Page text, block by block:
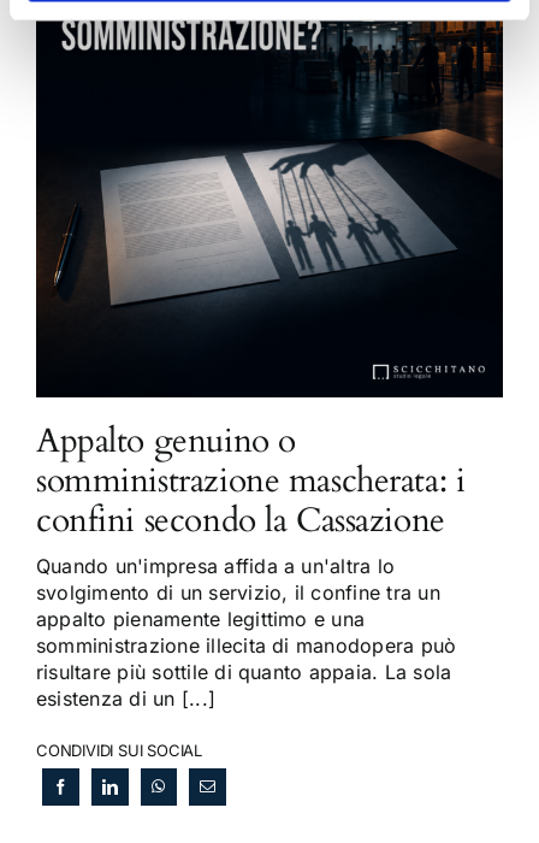
Appalto genuino o
somministrazione mascherata: i
confini secondo la Cassazione
Quando un'impresa affida a un'altra lo
svolgimento di un servizio, il confine tra un
appalto pienamente legittimo e una
somministrazione illecita di manodopera può
risultare più sottile di quanto appaia. La sola
esistenza di un [...]
CONDIVIDI SUI SOCIAL